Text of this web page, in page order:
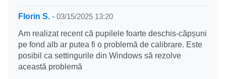
Florin S. - 03/15/2025 13:20
Am realizat recent că pupilele foarte deschis-căpșuni
pe fond alb ar putea fi o problemă de calibrare. Este
posibil ca settingurile din Windows să rezolve
această problemă